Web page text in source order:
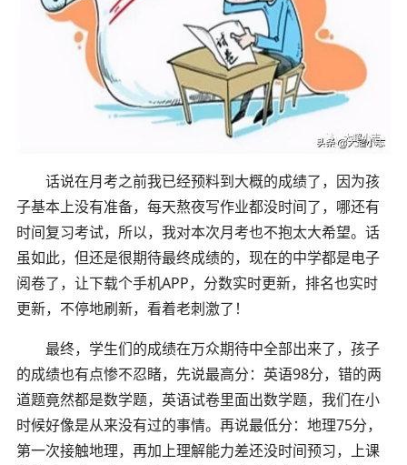
话说在月考之前我已经预料到大概的成绩了，因为孩
子基本上没有准备，每天熬夜写作业都没时间了，哪还有
时间复习考试，所以，我对本次月考也不抱太大希望。话
虽如此，但还是很期待最终成绩的，现在的中学都是电子
阅卷了，让下载个手机APP，分数实时更新，排名也实时
更新，不停地刷新，看着老刺激了！
最终，学生们的成绩在万众期待中全部出来了，孩子
的成绩也有点惨不忍睹，先说最高分：英语98分，错的两
道题竟然都是数学题，英语试卷里面出数学题，我们在小
时候好像是从来没有过的事情。再说最低分：地理75分，
第一次接触地理，再加上理解能力差还没时间预习，上课